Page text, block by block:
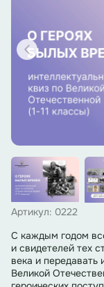
Артикул: 0222
С каждым годом
и свидетелей тех
века и передавать
Великой